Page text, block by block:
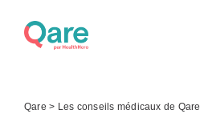
Qare > Les conseils médicaux de Qare